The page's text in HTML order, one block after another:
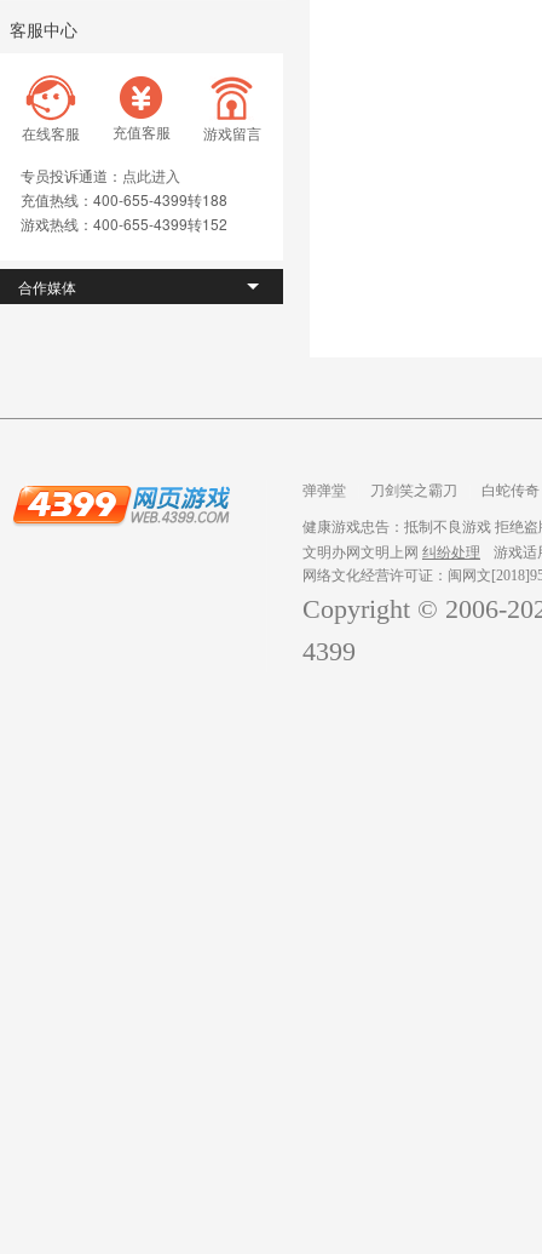
客服中心
在线客服 充值客服 游戏留言
专员投诉通道： 点此进入
充值热线：400-655-4399转188
游戏热线 ：400-655-4399转152
合作媒体
弹弹堂 刀剑笑之霸刀
白蛇传奇
健康游戏忠告：抵制不良游戏 拒绝
文明办网文明上网 纠纷处理
游戏适
网络文化经营许可证：闽网文
Copyright © 2006-
4399